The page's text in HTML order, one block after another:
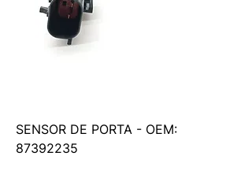
SENSOR DE PORTA - OEM:
87392235